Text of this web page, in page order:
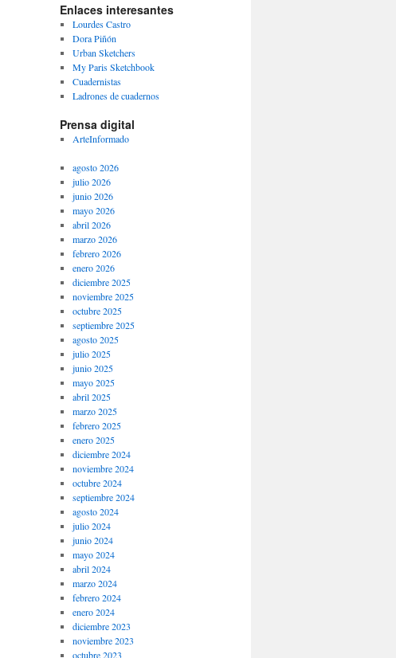
Enlaces interesantes
Lourdes Castro
Dora Piñón
Urban Sketchers
My Paris Sketchbook
Cuadernistas
Ladrones de cuadernos
Prensa digital
ArteInformado
agosto 2026
julio 2026
junio 2026
mayo 2026
abril 2026
marzo 2026
febrero 2026
enero 2026
diciembre 2025
noviembre 2025
octubre 2025
septiembre 2025
agosto 2025
julio 2025
junio 2025
mayo 2025
abril 2025
marzo 2025
febrero 2025
enero 2025
diciembre 2024
noviembre 2024
octubre 2024
septiembre 2024
agosto 2024
julio 2024
junio 2024
mayo 2024
abril 2024
marzo 2024
febrero 2024
enero 2024
diciembre 2023
noviembre 2023
octubre 2023